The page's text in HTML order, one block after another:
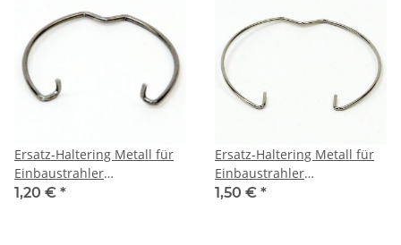
Ersatz-Haltering Metall für
Einbaustrahler
Durchmesser 35 mm
1,20 € *
Ersatz-Haltering Metall für
Einbaustrahler
Durchmesser 51 mm
1,50 € *